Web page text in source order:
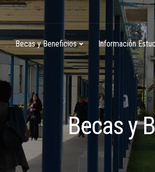
Becas y Beneficios Información
Becas y